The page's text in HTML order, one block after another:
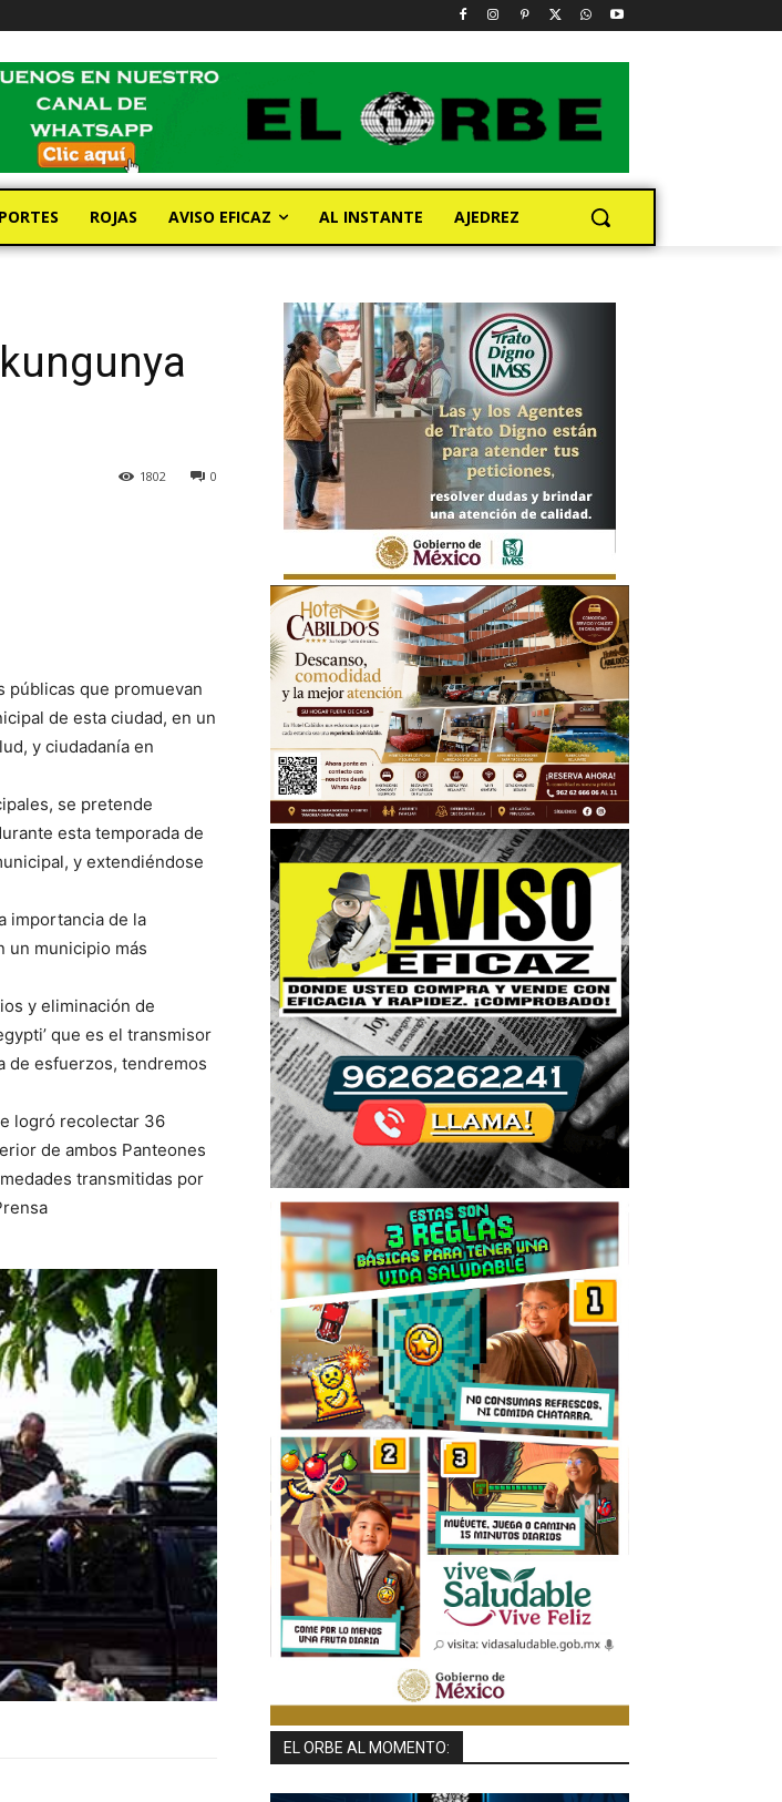
ROJAS AVISO EFICAZ AL INSTANTE AJEDREZ
0
1802
públicas que promuevan
de esta ciudad, en un
y ciudadanía en
se pretende
esta temporada de
y extendiéndose
importancia de la
un municipio más
y eliminación de
que es el transmisor
de esfuerzos, tendremos
logró recolectar 36
de ambos Panteones
transmitidas por
EL ORBE AL MOMENTO: